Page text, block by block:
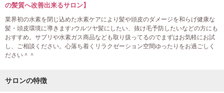
の髪質へ改善出来るサロン】
業界初の水素を閉じ込めた水素ケアにより髪や頭皮のダメージを和らげ健康な
髪・頭皮環境に導きます♪ウルツヤ髪にしたい、抜け毛予防したいなどの方にも
おすすめ。サプリや水素ガス商品なども取り扱ってるのでまずはお気軽にお試
し、ご相談ください。心落ち着くリラクゼーション空間ゆったりをお過ごしく
ださい＾＾
サロンの特徴